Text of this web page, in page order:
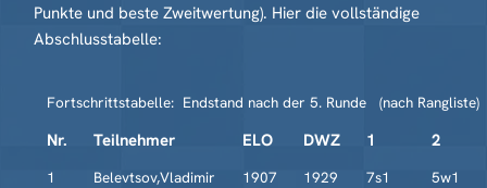
Punkte und beste Zweitwertung). Hier die vollständige
Abschlusstabelle:
Fortschrittstabelle: Endstand nach der 5. Runde (nach Rangliste)
Nr. Teilnehmer ELO DWZ 1 2
1 Belevtsov,Vladimir 1907 1929 7s1
5w1